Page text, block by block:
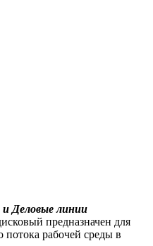
Деловые линии
предназначен для
потока рабочей среды в